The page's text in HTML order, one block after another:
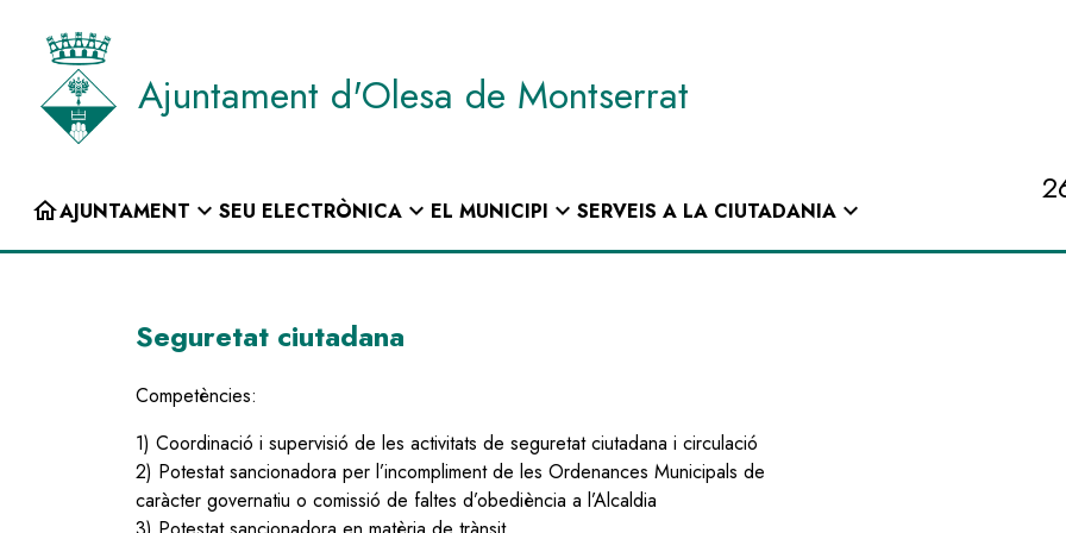
contingut
Ajuntament d'Olesa de Montserrat
Navegació
INICI
homeAJUNTAMENT expand_more SEU ELECTRÒNICAexpand_more EL MUNICIPI expand_more SERVEIS A LA CIUTADANIAexpand_more
Seguretat ciutadana
Competències:
1) Coordinació i supervisió de les activitats de seguretat ciutadana i circulació
2) Potestat sancionadora per l’incompliment de les Ordenances Municipals de
caràcter governatiu o comissió de faltes d’obediència a l’Alcaldia